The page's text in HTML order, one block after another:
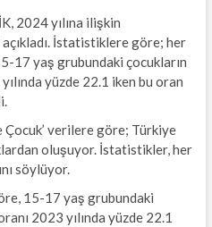
2024 yılına ilişkin
İstatistiklere göre; her
17 yaş grubundaki çocukların
yüzde 22.1 iken bu oran
Çocuk’ verilere göre; Türkiye
oluşuyor. İstatistikler, her
söylüyor.
15-17 yaş grubundaki
2023 yılında yüzde 22.1